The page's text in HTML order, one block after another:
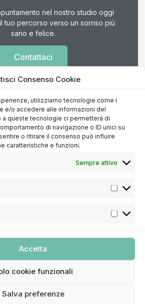
Consenso Cookie
utilizziamo tecnologie come i
e/o accedere alle informazioni del
queste tecnologie ci permetterà di
di navigazione o ID unici su
o ritirare il consenso può influire
caratteristiche e funzioni.
Sempre attivo
Accetta
cookie funzionali
Salva preferenze
nel nostro studio oggi
tuo percorso verso un sorriso più
sano e felice.
Contattaci
Aquino
in Odontostomatologia all’Università
all’Università di Napoli e un corso di